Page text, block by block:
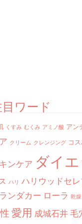
ワード
くすみ むくみ アミノ酸 アン
クリーム クレンジング コ
ンケア ダイ
ハリ ハリウッドセ
ンダカー ローラ 乾燥
愛用 成城石井毛